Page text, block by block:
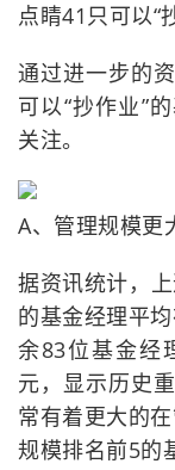
点睛41只可以“
通过进一步的
可以“抄作业”
关注。
A、管理规模更
据资讯统计，
的基金经理平
余83位基金经
元，显示历史
常有着更大的
规模排名前5的